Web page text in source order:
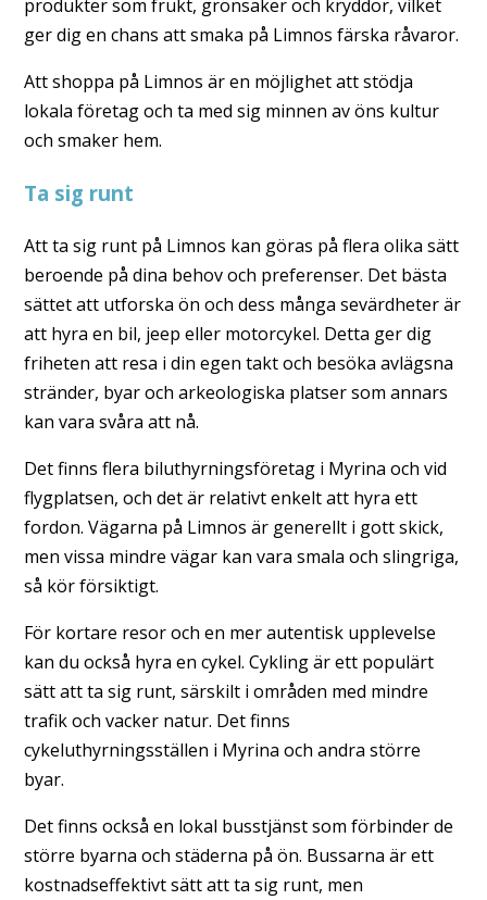
produkter som frukt, grönsaker och kryddor, vilket
ger dig en chans att smaka på Limnos färska råvaror.
Att shoppa på Limnos är en möjlighet att stödja
lokala företag och ta med sig minnen av öns kultur
och smaker hem.
Ta sig runt
Att ta sig runt på Limnos kan göras på flera olika sätt
beroende på dina behov och preferenser. Det bästa
sättet att utforska ön och dess många sevärdheter är
att hyra en bil, jeep eller motorcykel. Detta ger dig
friheten att resa i din egen takt och besöka avlägsna
stränder, byar och arkeologiska platser som annars
kan vara svåra att nå.
Det finns flera biluthyrningsföretag i Myrina och vid
flygplatsen, och det är relativt enkelt att hyra ett
fordon. Vägarna på Limnos är generellt i gott skick,
men vissa mindre vägar kan vara smala och slingriga,
så kör försiktigt.
För kortare resor och en mer autentisk upplevelse
kan du också hyra en cykel. Cykling är ett populärt
sätt att ta sig runt, särskilt i områden med mindre
trafik och vacker natur. Det finns
cykeluthyrningsställen i Myrina och andra större
byar.
Det finns också en lokal busstjänst som förbinder de
större byarna och städerna på ön. Bussarna är ett
kostnadseffektivt sätt att ta sig runt, men